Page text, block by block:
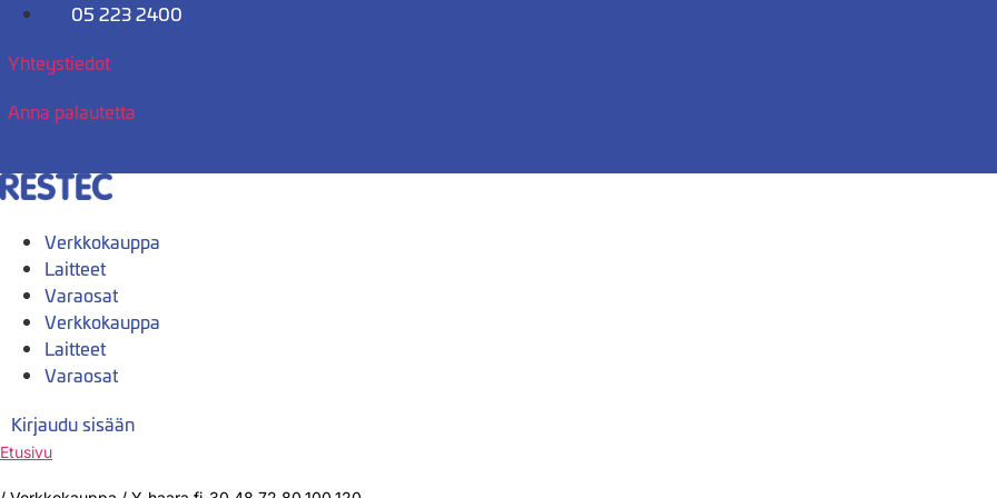
Mene
05 223 2400
Yhteystiedot
Anna palautetta
Verkkokauppa
Laitteet
Varaosat
Verkkokauppa
Laitteet
Varaosat
Kirjaudu sisään
Etusivu